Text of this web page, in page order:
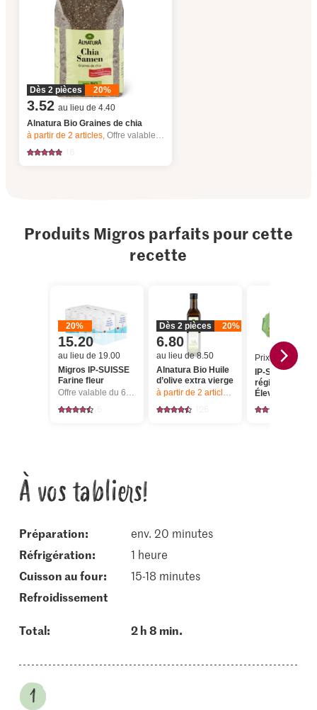
Dès 2 pièces 20%
3.52 au lieu de 4.40
Alnatura Bio Graines de chia
à partir de 2articles,Offre valable du 6.8 au 12.8.2026, jusqu’à épuisement du stock.
Produits Migros parfaits pour cette
recette
20%
15.20
au lieu de 19.00
Migros IP-SUISSE
Farine fleur
Offre valable du 6.8 au 12.8.2026, jusqu’à épuisement du stock.
Dès 2 pièces 20%
6.80
au lieu de 8.50
Alnatura Bio Huile
d’olive extra vierge
à partir de 2 articles, Offre valable du
Prix du jour
IP-SUISSE De
région Œufs
Élevage en
air
À vos tabliers!
Préparation:
env. 20 minutes
réfrigération:
1 heure
cuisson au four:
15-18 minutes
refroidissement
Total: 2 h 8 min.